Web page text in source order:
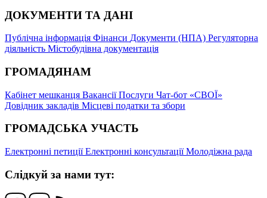
ДОКУМЕНТИ ТА ДАНІ
Публічна інформація Фінанси Документи (НПА) Регуляторна
діяльність Містобудівна документація
ГРОМАДЯНАМ
Кабінет мешканця ВакансіїПослуги Чат-бот «СВОЇ»
Довідник закладів Місцеві податки та збори
ГРОМАДСЬКА УЧАСТЬ
Електронні петиціїЕлектронні консультаціїМолодіжна рада
Слідкуй за нами тут: